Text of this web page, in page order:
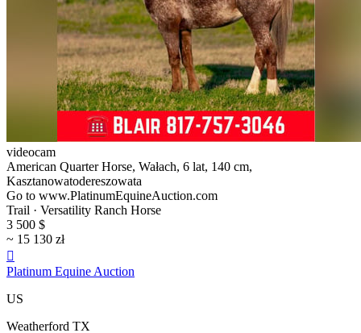
videocam
American Quarter Horse, Wałach, 6 lat, 140 cm,
Kasztanowatodereszowata
Go to www.PlatinumEquineAuction.com
Trail · Versatility Ranch Horse
3 500 $
~ 15 130 zł

Platinum Equine Auction
US
Weatherford TX